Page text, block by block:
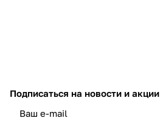
Подписаться на новости и акции